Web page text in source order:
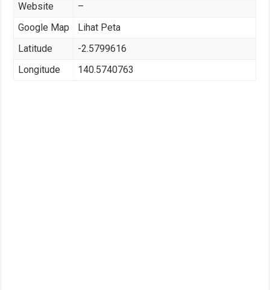
Website
–
Google Map
Lihat Peta
Latitude
-2.5799616
Longitude
140.5740763